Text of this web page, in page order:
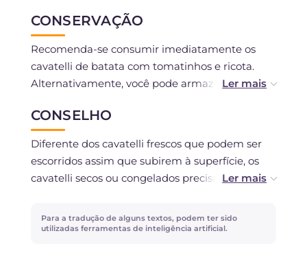
CONSERVAÇÃO
Recomenda-se consumir imediatamente os
cavatelli de batata com tomatinhos e ricota.
Alternativamente, você pode armazená-los na
Se desejar preparar os cavatelli com
antecedência, você pode escolher secá-los ou
congelá-los: no primeiro caso, deixe-os em um
pano enfarinhado durante a noite, mantendo
dependendo da umidade no ambiente. Você
CONSELHO
Diferente dos cavatelli frescos que podem ser
escorridos assim que subirem à superfície, os
cavatelli secos ou congelados precisarão de
Para a tradução de alguns textos, podem ter sido
utilizadas ferramentas de inteligência artificial.